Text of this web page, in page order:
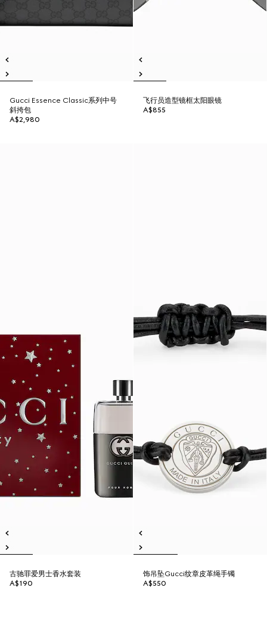
Gucci Essence Classic系列中号
斜挎包
A$2,980
飞行员造型镜框太阳眼镜
A$855
古驰罪爱男士香水套装
A$190
饰吊坠Gucci纹章皮革绳手镯
A$550